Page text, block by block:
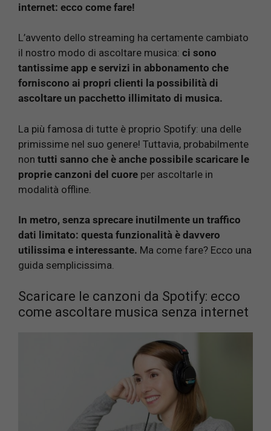
internet: ecco come fare!
L’avvento dello streaming ha certamente cambiato
il nostro modo di ascoltare musica: ci sono
tantissime app e servizi in abbonamento che
forniscono ai propri clienti la possibilità di
ascoltare un pacchetto illimitato di musica.
La più famosa di tutte è proprio Spotify: una delle
primissime nel suo genere! Tuttavia, probabilmente
non tutti sanno che è anche possibile scaricare le
proprie canzoni del cuore per ascoltarle in
modalità offline.
In metro, senza sprecare inutilmente un traffico
dati limitato: questa funzionalità è davvero
utilissima e interessante. Ma come fare? Ecco una
guida semplicissima.
Scaricare le canzoni da Spotify: ecco
come ascoltare musica senza internet